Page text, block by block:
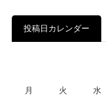
投稿日カレンダー
月 火 水